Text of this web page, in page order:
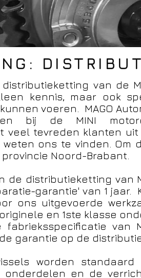
van de
kennis, maar ook
voeren. MAGO
bij de MINI
veel tevreden klanten
ons te vinden. Om
Noord-Brabant.
de distributieketting van
garantie' van 1
ons uitgevoerde
en 1ste klasse
van
garantie op de
worden
onderdelen en de